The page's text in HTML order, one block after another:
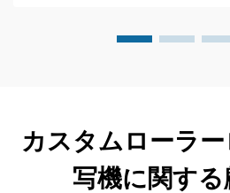
カスタムローラ
写機に関す